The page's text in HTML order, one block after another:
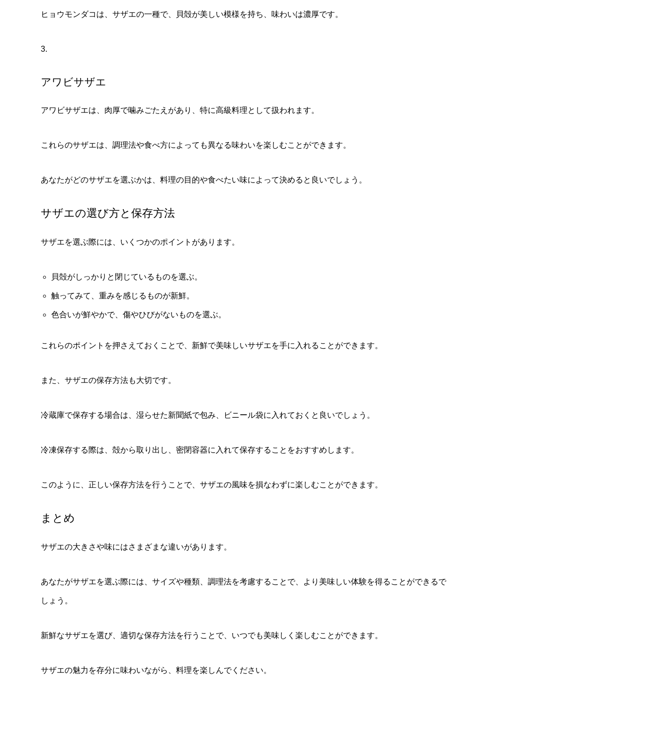
ヒョウモンダコは、サザエの一種で、貝殻が美しい模様を持ち、味わいは濃厚です。
3.
アワビサザエ
アワビサザエは、肉厚で噛みごたえがあり、特に高級料理として扱われます。
これらのサザエは、調理法や食べ方によっても異なる味わいを楽しむことができます。
あなたがどのサザエを選ぶかは、料理の目的や食べたい味によって決めると良いでしょう。
サザエの選び方と保存方法
サザエを選ぶ際には、いくつかのポイントがあります。
貝殻がしっかりと閉じているものを選ぶ。
触ってみて、重みを感じるものが新鮮。
色合いが鮮やかで、傷やひびがないものを選ぶ。
これらのポイントを押さえておくことで、新鮮で美味しいサザエを手に入れることができます。
また、サザエの保存方法も大切です。
冷蔵庫で保存する場合は、湿らせた新聞紙で包み、ビニール袋に入れておくと良いでしょう。
冷凍保存する際は、殻から取り出し、密閉容器に入れて保存することをおすすめします。
このように、正しい保存方法を行うことで、サザエの風味を損なわずに楽しむことができます。
まとめ
サザエの大きさや味にはさまざまな違いがあります。
あなたがサザエを選ぶ際には、サイズや種類、調理法を考慮することで、より美味しい体験を得ることができるで
しょう。
新鮮なサザエを選び、適切な保存方法を行うことで、いつでも美味しく楽しむことができます。
サザエの魅力を存分に味わいながら、料理を楽しんでください。